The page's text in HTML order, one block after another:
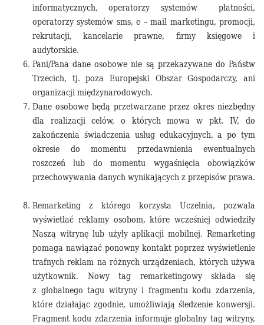
informatycznych, operatorzy systemów
płatności,
operatorzy systemów sms, e – mail marketingu, promocji,
rekrutacji, kancelarie prawne, firmy księgowe i
audytorskie.
Pani/Pana dane osobowe nie są przekazywane do Państw
Trzecich, tj. poza Europejski Obszar Gospodarczy, ani
organizacji międzynarodowych.
Dane osobowe będą przetwarzane przez okres niezbędny
dla realizacji celów, o których mowa w pkt. IV, do
zakończenia świadczenia usług edukacyjnych, a po tym
okresie do momentu przedawnienia ewentualnych
roszczeń lub do momentu wygaśnięcia obowiązków
przechowywania danych wynikających z przepisów prawa.
Remarketing z którego korzysta Uczelnia, pozwala
wyświetlać reklamy osobom, które wcześniej odwiedziły
Naszą witrynę lub użyły aplikacji mobilnej. Remarketing
pomaga nawiązać ponowny kontakt poprzez wyświetlenie
trafnych reklam na różnych urządzeniach, których używa
użytkownik. Nowy tag remarketingowy składa się
z globalnego tagu witryny i fragmentu kodu zdarzenia,
które działając zgodnie, umożliwiają śledzenie konwersji.
Fragment kodu zdarzenia informuje globalny tag witryny,